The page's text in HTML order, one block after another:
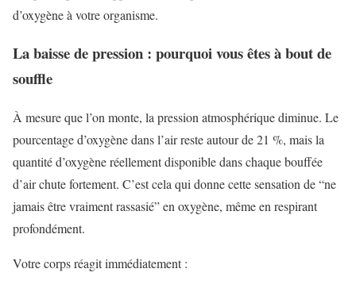
d’oxygène à votre organisme.
La baisse de pression : pourquoi vous êtes à bout de
souffle
À mesure que l’on monte, la pression atmosphérique diminue. Le
pourcentage d’oxygène dans l’air reste autour de 21 %, mais la
quantité d’oxygène réellement disponible dans chaque bouffée
d’air chute fortement. C’est cela qui donne cette sensation de “ne
jamais être vraiment rassasié” en oxygène, même en respirant
profondément.
Votre corps réagit immédiatement :